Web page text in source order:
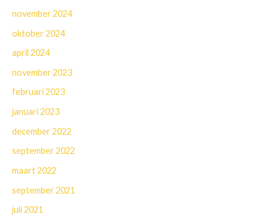
november 2024
oktober 2024
april 2024
november 2023
februari 2023
januari 2023
december 2022
september 2022
maart 2022
september 2021
juli 2021